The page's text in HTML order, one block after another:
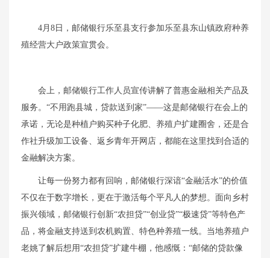
4月8日，邮储银行乐至县支行参加乐至县东山镇政府种养
殖经营大户政策宣贯会。
会上，邮储银行工作人员宣传讲解了普惠金融相关产品及
服务。“不用跑县城，贷款送到家”——这是邮储银行在会上的
承诺，无论是种植户购买种子化肥、养殖户扩建圈舍，还是合
作社升级加工设备、返乡青年开网店，都能在这里找到合适的
金融解决方案。
让每一份努力都有回响，邮储银行深谙“金融活水”的价值
不仅在于数字增长，更在于激活每个平凡人的梦想。面向乡村
振兴领域，邮储银行创新“农担贷”“创业贷”“极速贷”等特色产
品，将金融支持送到农机购置、特色种养殖一线。当地养殖户
老姚了解后想用“农担贷”扩建牛棚，他感慨：“邮储的贷款像